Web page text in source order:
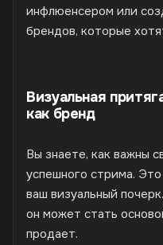
инфлюенсером или
брендов, которые
Визуальная
как бренд
Вы знаете, как важны
успешного стрима.
ваш визуальный
он может стать
продает.